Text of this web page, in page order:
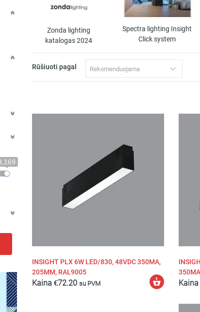
Zonda lighting
katalogas 2024
Spectra lighting Insight
Click system
Rūšiuoti pagal Rekomenduojama
INSIGHT PLX 6W LED/830, 48VDC 350MA,
205MM, RAL9005
Kaina €72.20 su PVM
Pasirinkti
savybes
Kaina